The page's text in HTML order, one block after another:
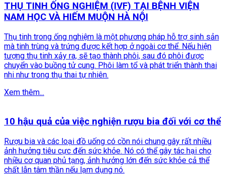
THỤ TINH ỐNG NGHIỆM (IVF) TẠI BỆNH VIỆN
NAM HỌC VÀ HIẾM MUỘN HÀ NỘI
Thụ tinh trong ống nghiệm là một phương pháp hỗ trợ sinh sản
mà tinh trùng và trứng được kết hợp ở ngoài cơ thể. Nếu hiện
tượng thụ tinh xảy ra, sẽ tạo thành phôi, sau đó phôi được
chuyển vào buồng tử cung. Phôi làm tổ và phát triển thành thai
nhi như trong thụ thai tự nhiên.
Xem thêm...
10 hậu quả của việc nghiện rượu bia đối với cơ thể
Rượu bia và các loại đồ uống có cồn nói chung gây rất nhiều
ảnh hưởng tiêu cực đến sức khỏe. Nó có thể gây tác hại cho
nhiều cơ quan phủ tạng, ảnh hưởng lớn đến sức khỏe cả thể
chất lẫn tâm thần nếu lạm dụng nó.